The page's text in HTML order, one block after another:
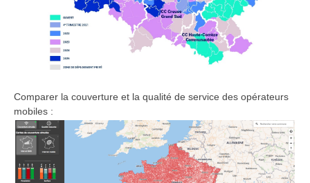
Comparer la couverture et la qualité de service des opérateurs
mobiles :